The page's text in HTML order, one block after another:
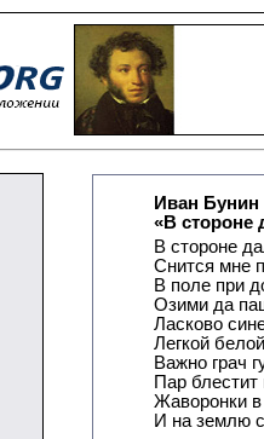
Иван Бунин
«В стороне
В стороне
Снится мне
В поле при
Озими да
Ласково
Легкой
Важно грач
Пар
Жаворонки
И на землю